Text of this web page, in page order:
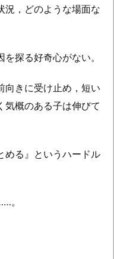
況，どのような場面な
探る好奇心がない。
向きに受け止め，短い
気概のある子は伸びて
める』というハードル
。